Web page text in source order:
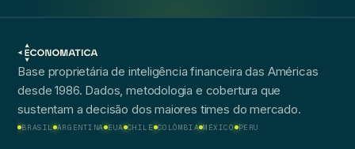
Base proprietária de inteligência financeira das Américas
desde 1986. Dados, metodologia e cobertura que
sustentam a decisão dos maiores times do mercado.
BRASIL ARGENTINA EUA CHILE COLÔMBIA MÉXICO PERU